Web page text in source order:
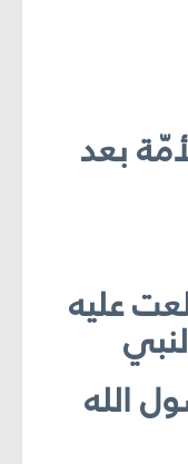
بعد
عليه
الله